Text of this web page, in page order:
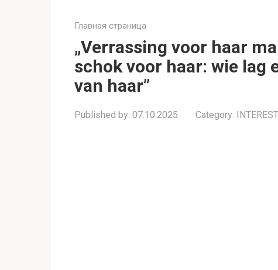
Главная страница
„Verrassing voor haar
schok voor haar: wie lag
van haar”
Published by: 07.10.2025 Category: